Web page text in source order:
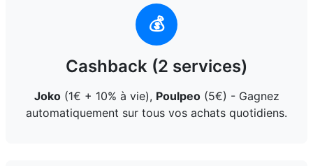
💰
Cashback (2 services)
Joko(1€ + 10% à vie), Poulpeo(5€) - Gagnez
automatiquement sur tous vos achats quotidiens.